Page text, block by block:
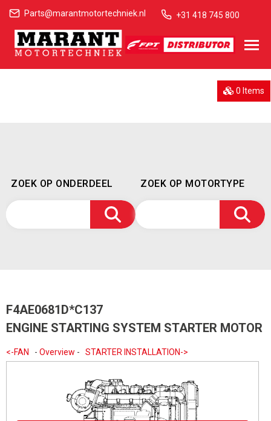
Parts@marantmotortechniek.nl +31 418 745 800
0 Items
ZOEK OP ONDERDEEL ZOEK OP MOTORTYPE
F4AE0681D*C137
ENGINE STARTING SYSTEM STARTER MOTOR
<-FAN - Overview - STARTER INSTALLATION->